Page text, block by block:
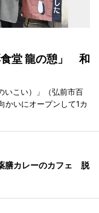
食堂 龍の憩」 和
いこい）」（弘前市百
いにオープンして1カ
膳カレーのカフェ 脱